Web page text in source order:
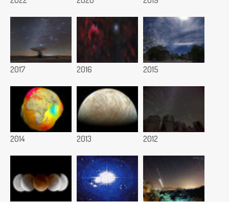
2017 2016 2015
2014 2013 2012